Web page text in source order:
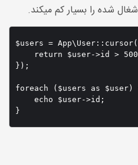
شده را بسیار کم میکند.
$users =
return $user->id >
});
foreach ($users as $user)
    echo $user->id;
}